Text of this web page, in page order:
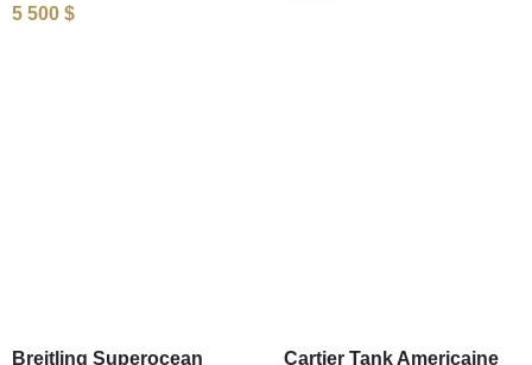
5 500 $
Breitling Superocean Cartier Tank Americaine